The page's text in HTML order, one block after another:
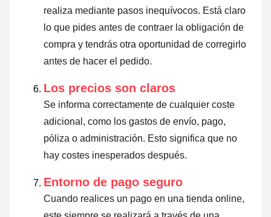
realiza mediante pasos inequívocos. Está claro
lo que pides antes de contraer la obligación de
compra y tendrás otra oportunidad de corregirlo
antes de hacer el pedido.
Los precios son claros
Se informa correctamente de cualquier coste
adicional, como los gastos de envío, pago,
póliza o administración. Esto significa que no
hay costes inesperados después.
Entorno de pago seguro
Cuando realices un pago en una tienda online,